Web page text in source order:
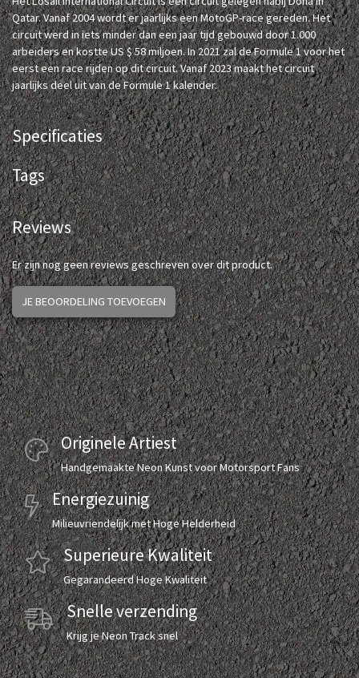
Qatar. Vanaf 2004 wordt er jaarlijks een MotoGP-race gereden. Het
circuit werd in iets minder dan een jaar tijd gebouwd door 1.000
arbeiders en kostte US $ 58 miljoen. In 2021 zal de Formule 1 voor het
eerst een race rijden op dit circuit. Vanaf 2023 maakt het circuit
jaarlijks deel uit van de Formule 1 kalender.
Specificaties
Tags
Reviews
Er zijn nog geen reviews geschreven over dit product.
JE BEOORDELING TOEVOEGEN
Originele Artiest
Handgemaakte Neon Kunst voor Motorsport Fans
Energiezuinig
Milieuvriendelijk met Hoge Helderheid
Superieure Kwaliteit
Gegarandeerd Hoge Kwaliteit
Snelle verzending
Krijg je Neon Track snel